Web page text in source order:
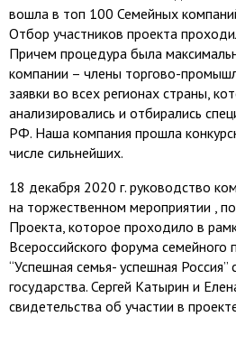
вошла в топ 100 Семейных
Отбор участников проекта
Причем процедура была
компании – члены торгово-
заявки во всех регионах страны,
анализировались и отбирались
РФ. Наша компания прошла
числе сильнейших.
18 декабря 2020 г. руководство
на торжественном мероприятии ,
Проекта, которое проходило в
Всероссийского форума семейного
“Успешная семья- успешная
государства. Сергей Катырин и
свидетельства об участии в